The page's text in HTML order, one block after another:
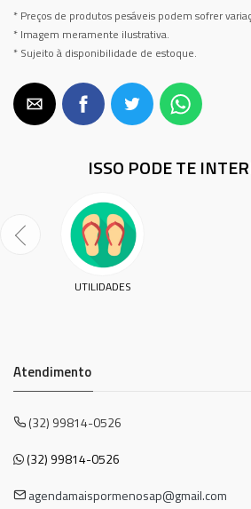
* Preços de produtos pesáveis podem sofrer
* Imagem meramente ilustrativa.
* Sujeito à disponibilidade de estoque.
ISSO PODE TE
UTILIDADES
Atendimento
(32) 99814-0526
(32) 99814-0526
agendamaispormenosap@gmail.com